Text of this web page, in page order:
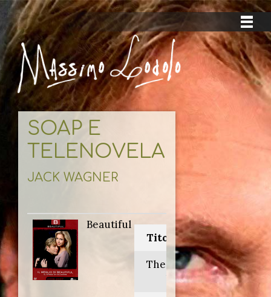
SOAP E
TELENOVELAS
JACK WAGNER
Beautiful
Titolo originale:
The bold and the
beautiful